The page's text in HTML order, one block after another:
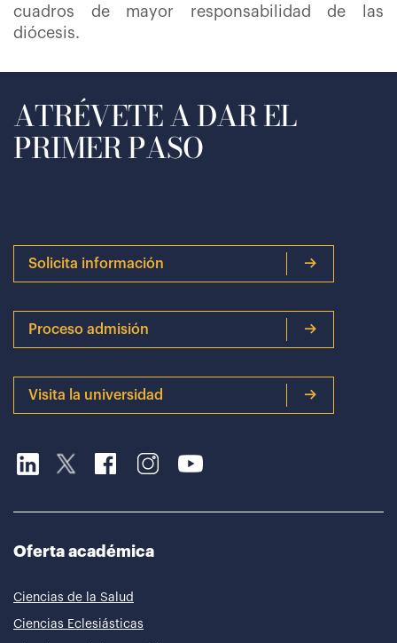
cuadros de mayor responsabilidad de las
diócesis.
ATRÉVETE A DAR EL
PRIMER PASO
Solicita información
Proceso admisión
Visita la universidad
Oferta académica
Ciencias de la Salud
Ciencias Eclesiásticas